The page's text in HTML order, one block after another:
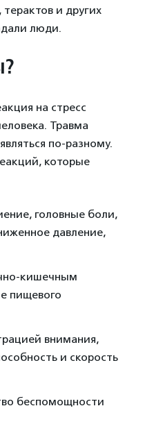
и других
люди.
на стресс
Травма
по-разному.
которые
головные боли,
давление,
кишечным
пищевого
внимания,
и скорость
беспомощности